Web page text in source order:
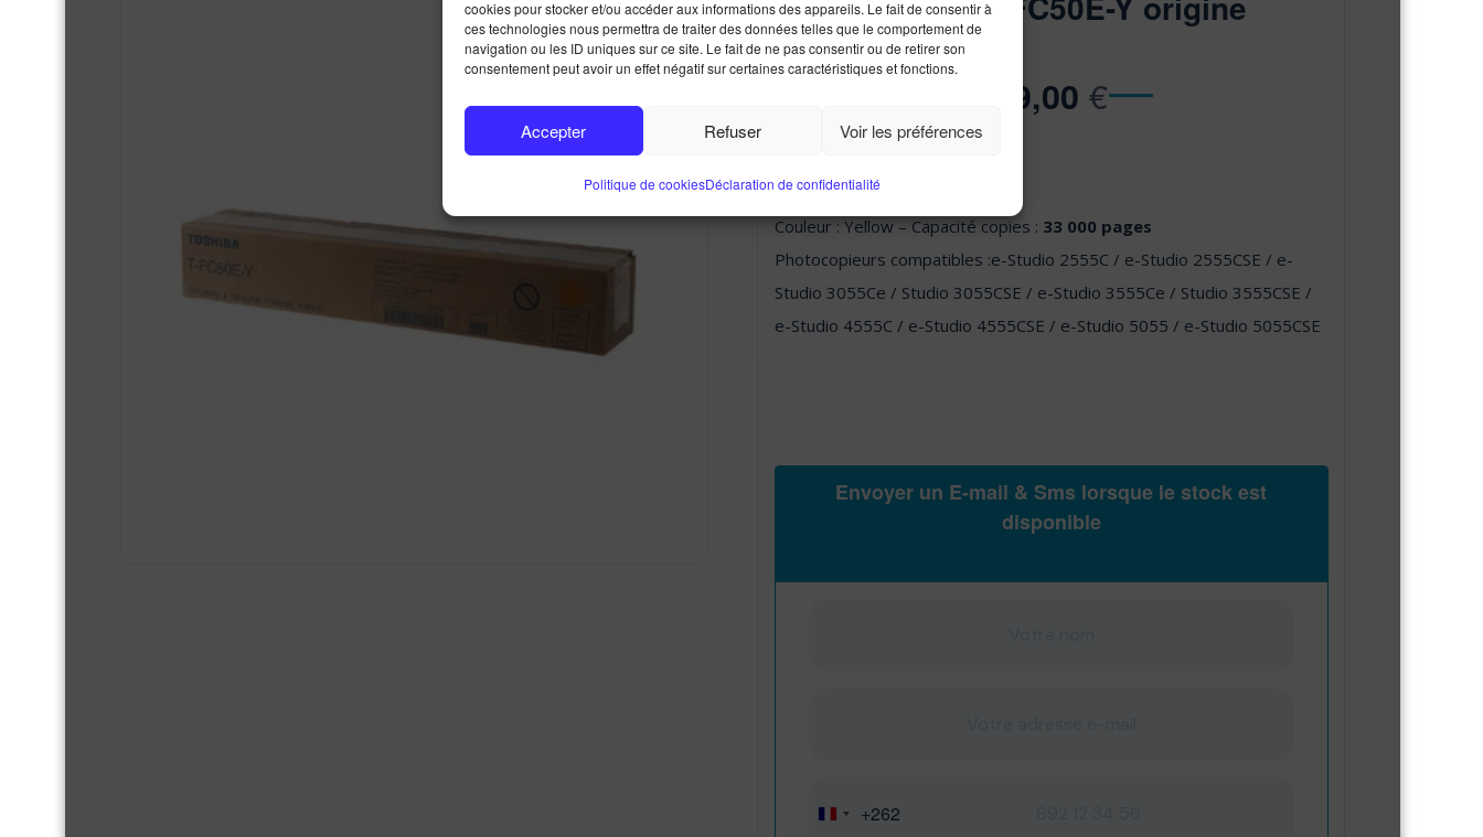
cookies pour stocker et/ou accéder aux informations des appareils. Le fait de consentir à
ces technologies nous permettra de traiter des données telles que le comportement de
navigation ou les ID uniques sur ce site. Le fait de ne pas consentir ou de retirer son
consentement peut avoir un effet négatif sur certaines caractéristiques et fonctions.
Accepter Refuser Voir les préférences
Politique de cookiesDéclaration de confidentialité
99,00€
Référence : T-FC50E-Y
Couleur : Yellow – Capacité copies : 33 000 pages
Photocopieurs compatibles :e-Studio 2555C / e-Studio 2555CSE / e-
Studio 3055Ce / Studio 3055CSE / e-Studio 3555Ce / Studio 3555CSE /
e-Studio 4555C / e-Studio 4555CSE / e-Studio 5055 / e-Studio 5055CSE
Envoyer un E-mail & Sms lorsque le stock est
disponible
Réunion
+262